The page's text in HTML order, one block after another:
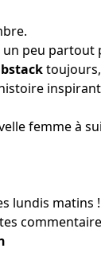
peu partout
femme à
lundis matins